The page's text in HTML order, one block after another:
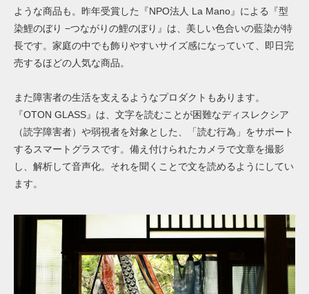
ような商品も。昨年受賞した『NPO法人 La Mano』による『型
染鯉のぼり −つながりの鯉のぼり』は、美しい色合いの藍染が特
長です。家庭の中でも飾りやすいサイズ感になっていて、即日完
売するほどの人気な商品。
また障害者の生活を支えるようなプロダクトもあります。
『OTON GLASS』は、文字を読むことが困難なディスレクシア
（読字障害者）や弱視者を対象とした、「読む行為」をサポート
するスマートグラスです。備え付けられたカメラで文章を撮影
し、解析して音声化。それを聞くことで文を読めるようにしてい
ます。